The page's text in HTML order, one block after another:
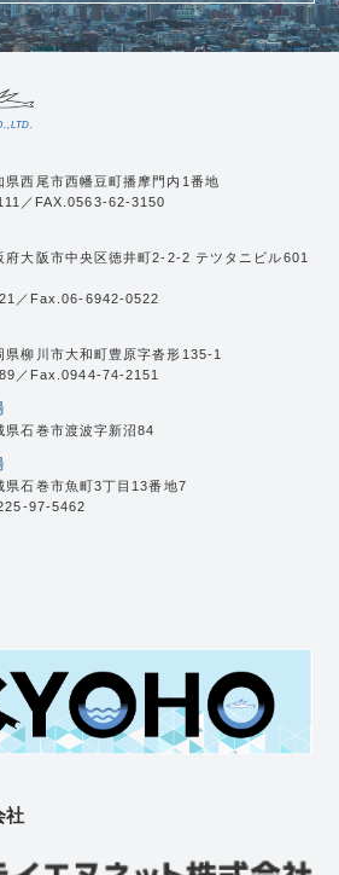
西尾市西幡豆町播摩門内1番地
／FAX.0563-62-3150
大阪市中央区徳井町2-2-2 テツタニビル601
／Fax.06-6942-0522
柳川市大和町豊原字沓形135-1
／Fax.0944-74-2151
石巻市渡波字新沼84
石巻市魚町3丁目13番地7
97-5462
社